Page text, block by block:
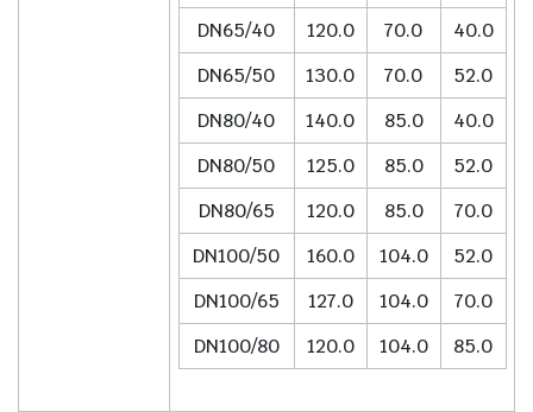
DN65/40
120.0 70.0
40.0
DN65/50
130.0 70.0
52.0
DN80/40
140.0 85.0
40.0
DN80/50
125.0 85.0
52.0
DN80/65
120.0 85.0
70.0
DN100/50
160.0 104.0
52.0
DN100/65
127.0 104.0
70.0
DN100/80
120.0 104.0 85.0